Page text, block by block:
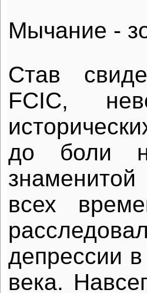
Мычание -
Став
FCIC,
до боли
всех
депрессии
века.